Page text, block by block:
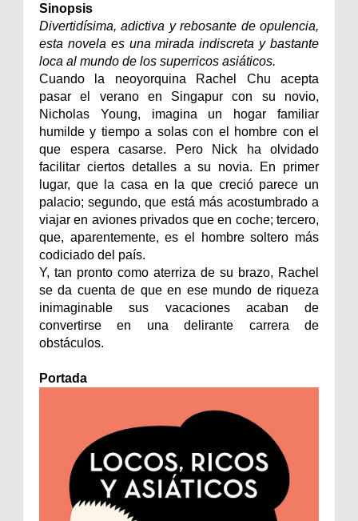
Sinopsis
Divertidísima, adictiva y rebosante de opulencia,
esta novela es una mirada indiscreta y bastante
loca al mundo de los superricos asiáticos.
Cuando la neoyorquina Rachel Chu acepta
pasar el verano en Singapur con su novio,
Nicholas Young, imagina un hogar familiar
humilde y tiempo a solas con el hombre con el
que espera casarse. Pero Nick ha olvidado
facilitar ciertos detalles a su novia. En primer
lugar, que la casa en la que creció parece un
palacio; segundo, que está más acostumbrado a
viajar en aviones privados que en coche; tercero,
que, aparentemente, es el hombre soltero más
codiciado del país.
Y, tan pronto como aterriza de su brazo, Rachel
se da cuenta de que en ese mundo de riqueza
inimaginable sus vacaciones acaban de
convertirse en una delirante carrera de
obstáculos.
Portada